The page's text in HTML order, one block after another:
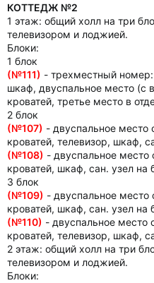
КОТТЕДЖ №2
1 этаж: общий холл на три
телевизором и лоджией.
Блоки:
1 блок
(№111) - трехместный
шкаф, двуспальное место (с
кроватей, третье место в
2 блок
(№107) - двуспальное место
кроватей, телевизор, шкаф,
(№108) - двуспальное
кроватей, шкаф, сан. узел на
3 блок
(№109) - двуспальное
кроватей, шкаф, сан. узел на
(№110) - двуспальное место
кроватей, телевизор, шкаф,
2 этаж: общий холл на три
телевизором и лоджией.
Блоки: